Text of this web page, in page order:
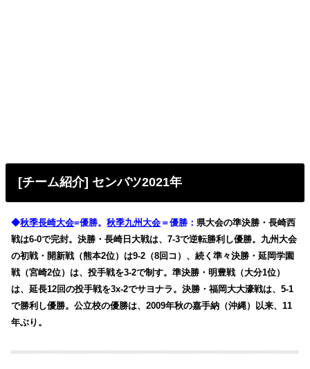
[チーム紹介] センバツ2021年
◆秋季長崎大会=優勝。秋季九州大会 ＝優勝：県大会の準決勝・長崎西
戦は6-0で完封。決勝・長崎日大戦は、7-3で逆転勝利し優勝。九州大会
の初戦・開新戦（熊本2位）は9-2（8回コ）、続く準々決勝・延岡学園
戦（宮崎2位）は、投手戦を3-2で制す。準決勝・明豊戦（大分1位）
は、延長12回の投手戦を3x-2でサヨナラ。決勝・福岡大大濠戦は、5-1
で勝利し優勝。公立校の優勝は、2009年秋の嘉手納（沖縄）以来、11
年ぶり。